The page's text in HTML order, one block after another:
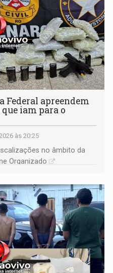
Federal apreendem
iam para o
às 20:25
no âmbito da
Organizado